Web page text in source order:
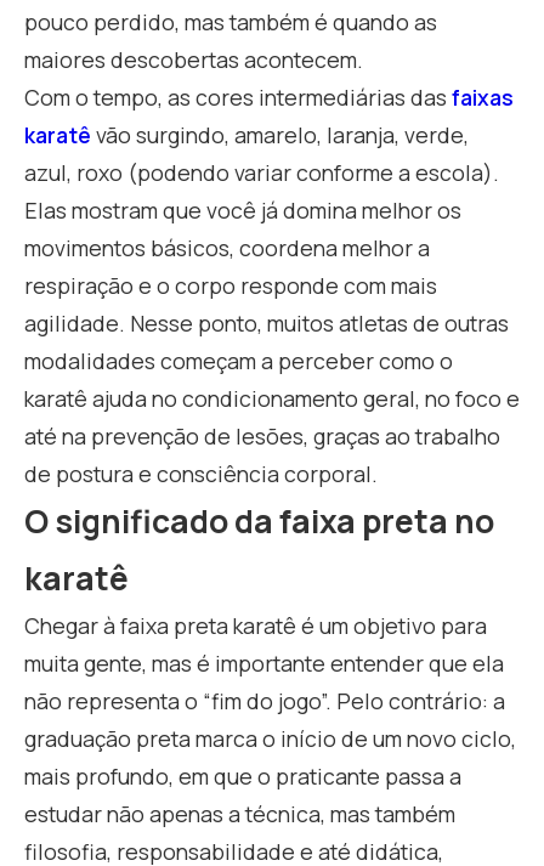
pouco perdido, mas também é quando as
maiores descobertas acontecem.
Com o tempo, as cores intermediárias das faixas
karatê vão surgindo, amarelo, laranja, verde,
azul, roxo (podendo variar conforme a escola).
Elas mostram que você já domina melhor os
movimentos básicos, coordena melhor a
respiração e o corpo responde com mais
agilidade. Nesse ponto, muitos atletas de outras
modalidades começam a perceber como o
karatê ajuda no condicionamento geral, no foco e
até na prevenção de lesões, graças ao trabalho
de postura e consciência corporal.
O significado da faixa preta no
karatê
Chegar à faixa preta karatê é um objetivo para
muita gente, mas é importante entender que ela
não representa o “fim do jogo”. Pelo contrário: a
graduação preta marca o início de um novo ciclo,
mais profundo, em que o praticante passa a
estudar não apenas a técnica, mas também
filosofia, responsabilidade e até didática,